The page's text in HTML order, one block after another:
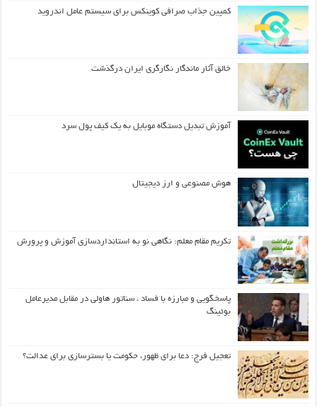
کمپین جذاب صرافی کوینکس برای سیستم عامل اندروید
خالق آثار ماندگار نگارگری ایران درگذشت
آموزش تبدیل دستگاه موبایل به یک کیف‌ پول سرد
هوش مصنوعی و ارز دیجیتال
تکریم مقام معلم: نگاهی نو به استانداردسازی آموزش و پرورش
پاسخگویی و مبارزه با فساد ، سناتور هاولی در مقابل مدیرعامل
بوئینگ
تعجیل فرج: دعا برای ظهور، حکومت یا بسترسازی برای عدالت؟